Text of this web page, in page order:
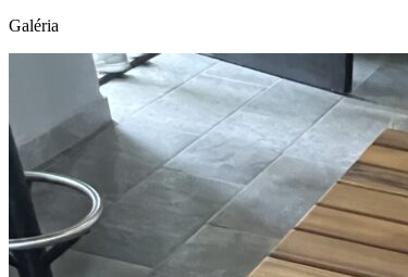
Galéria